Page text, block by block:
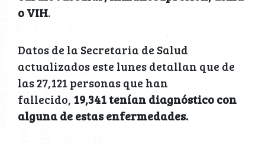
o VIH.
Datos de la Secretaria de Salud
actualizados este lunes detallan que de
las 27,121 personas que han
fallecido, 19,341 tenían diagnóstico con
alguna de estas enfermedades.